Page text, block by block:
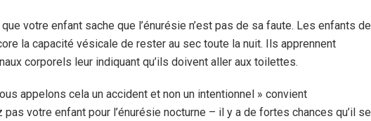
votre enfant sache que l’énurésie n’est pas de sa faute. Les enfants de
la capacité vésicale de rester au sec toute la nuit. Ils apprennent
corporels leur indiquant qu’ils doivent aller aux toilettes.
appelons cela un accident et non un intentionnel » convient
votre enfant pour l’énurésie nocturne – il y a de fortes chances qu’il se